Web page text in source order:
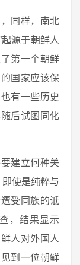
同样，南北
起源于朝鲜人
第一个朝鲜
国家应该保
有一些历史
后试图同化
建立何种关
即使是纯粹与
受同族的诋
，结果显示
人对外国人
到一位朝鲜